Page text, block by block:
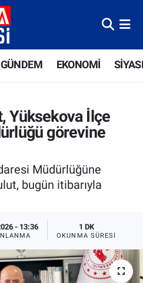
GÜNDEM EKONOMİ
Yüksekova İlçe
görevine
Müdürlüğüne
bugün itibarıyla
- 13:36 1 DK
OKUNMA SÜRESI
ve Fikstür